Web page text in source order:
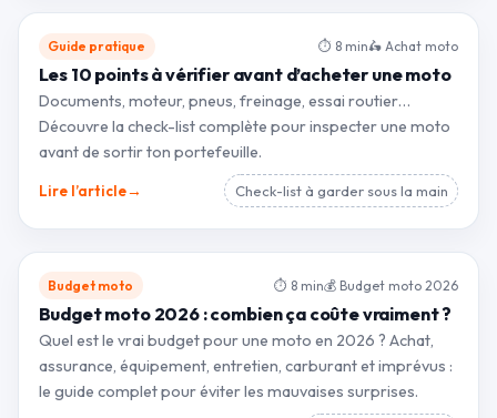
Guide pratique ⏱ 8 min🛵 Achat moto
Les 10 points à vérifier avant d’acheter une moto
Documents, moteur, pneus, freinage, essai routier…
Découvre la check-list complète pour inspecter une moto
avant de sortir ton portefeuille.
Lire l’article→ Check-list à garder sous la main
Budget moto ⏱ 8 min💰 Budget moto 2026
Budget moto 2026 : combien ça coûte vraiment ?
Quel est le vrai budget pour une moto en 2026 ? Achat,
assurance, équipement, entretien, carburant et imprévus :
le guide complet pour éviter les mauvaises surprises.